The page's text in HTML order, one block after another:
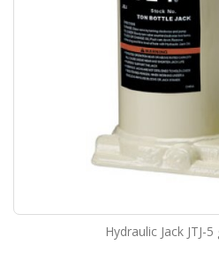
Hydraulic Jack JTJ-